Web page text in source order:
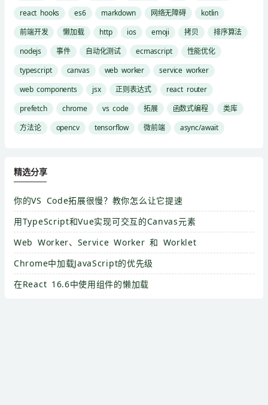
react hooks
es6 markdown 网络无障碍
kotlin
前端开发
懒加载 http ios emoji 拷贝
排序算法
nodejs
事件 自动化测试 ecmascript
性能优化
typescript
canvas web worker
service worker
web components
jsx 正则表达式
react router
prefetch
chrome vs code 拓展 函数式编程
类库
方法论
opencv tensorflow 微前端 async/await
精选分享
你的VS Code拓展很慢？教你怎么让它提速
用TypeScript和Vue实现可交互的Canvas元素
Web Worker、Service Worker 和 Worklet
Chrome中加载JavaScript的优先级
在React 16.6中使用组件的懒加载